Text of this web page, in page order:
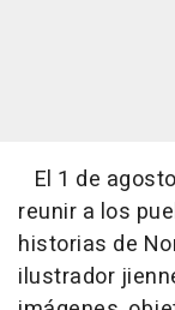
El 1 de
reunir a los
historias de
ilustrador